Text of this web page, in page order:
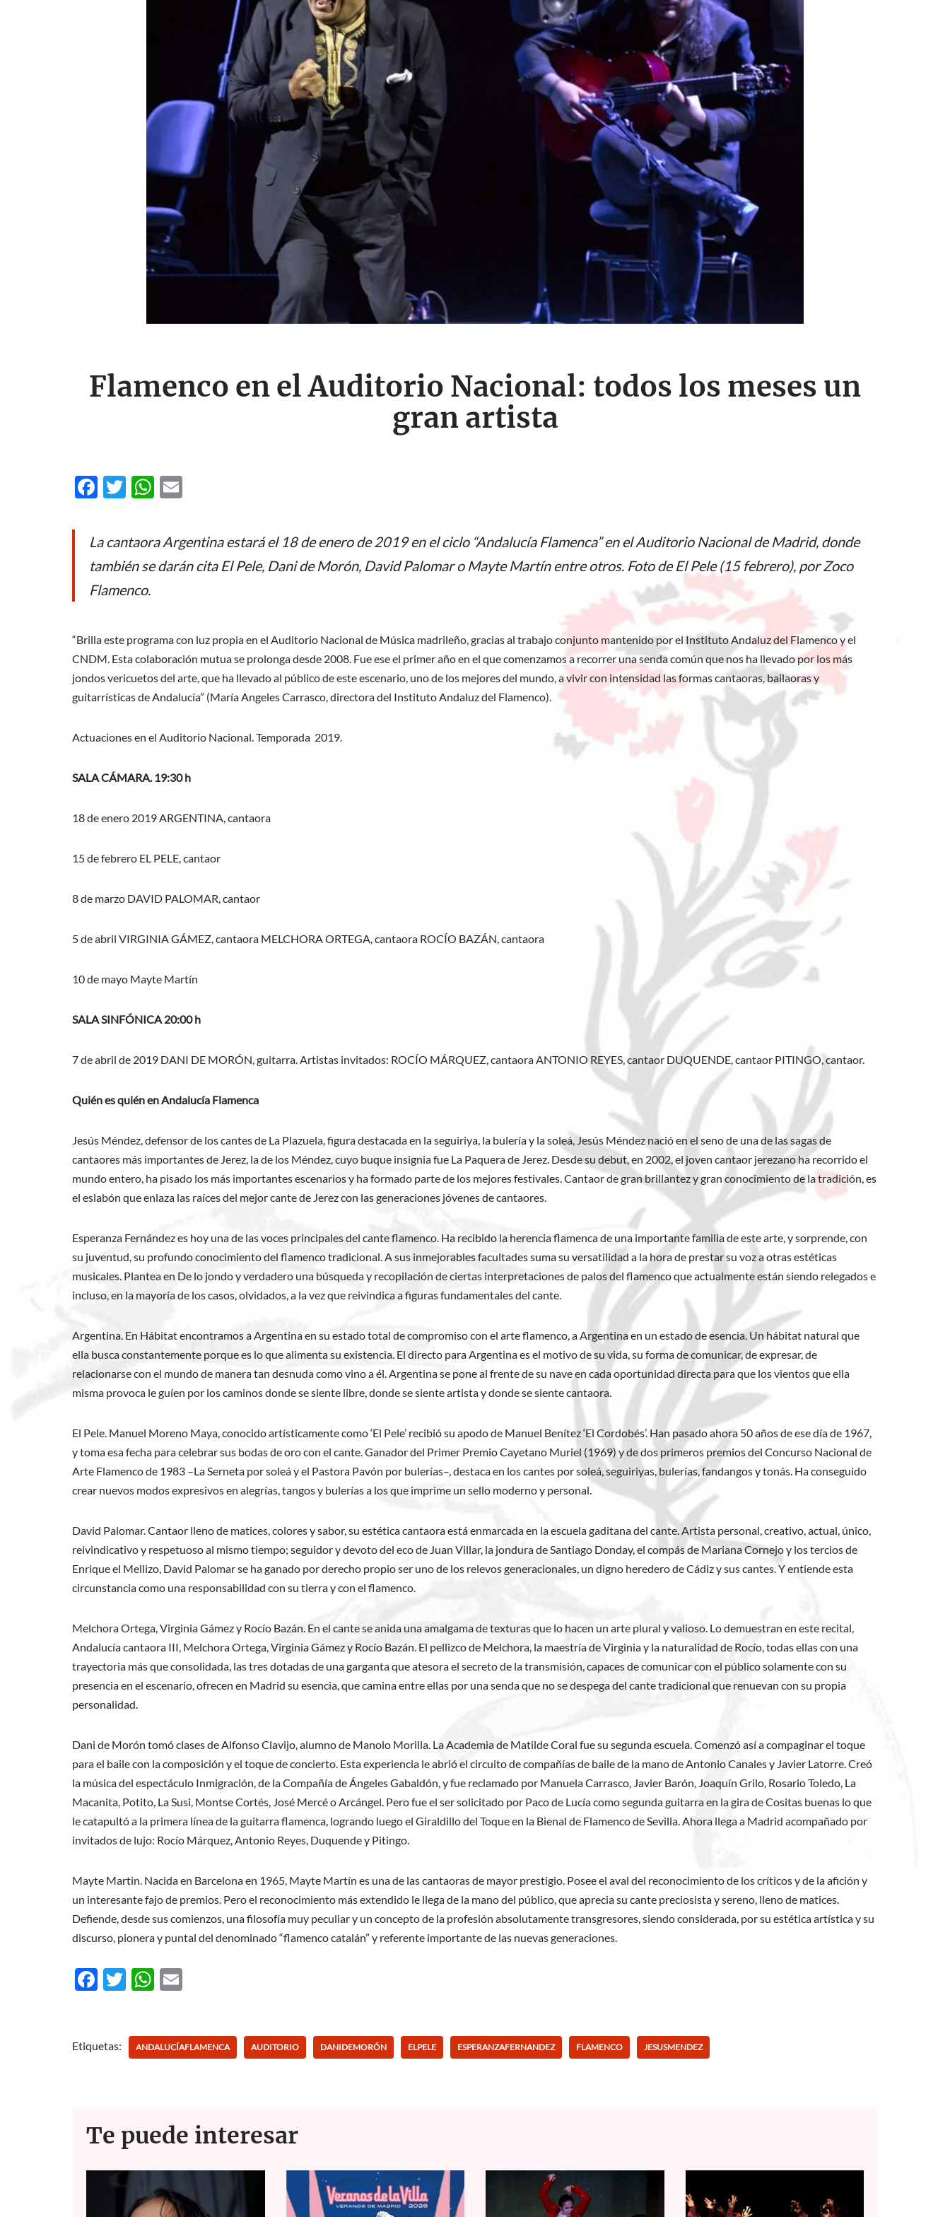
Flamenco en el Auditorio Nacional: todos los meses un
gran artista
F
e
b
o
o
T
itt
er
W
at
s
A
ail
La cantaora Argentina estará el 18 de enero de 2019 en el ciclo “Andalucía Flamenca” en el Auditorio Nacional de Madrid, donde
también se darán cita El Pele, Dani de Morón, David Palomar o Mayte Martín entre otros. Foto de El Pele (15 febrero), por Zoco
Flamenco.
“Brilla este programa con luz propia en el Auditorio Nacional de Música madrileño, gracias al trabajo conjunto mantenido por el Instituto Andaluz del Flamenco y el
CNDM. Esta colaboración mutua se prolonga desde 2008. Fue ese el primer año en el que comenzamos a recorrer una senda común que nos ha llevado por los más
jondos vericuetos del arte, que ha llevado al público de este escenario, uno de los mejores del mundo, a vivir con intensidad las formas cantaoras, bailaoras y
guitarrísticas de Andalucía” (María Angeles Carrasco, directora del Instituto Andaluz del Flamenco).
Actuaciones en el Auditorio Nacional. Temporada 2019.
SALA CÁMARA. 19:30 h
18 de enero 2019 ARGENTINA, cantaora
15 de febrero EL PELE, cantaor
8 de marzo DAVID PALOMAR, cantaor
5 de abril VIRGINIA GÁMEZ, cantaora MELCHORA ORTEGA, cantaora ROCÍO BAZÁN, cantaora
10 de mayo Mayte Martín
SALA SINFÓNICA 20:00 h
7 de abril de 2019 DANI DE MORÓN, guitarra. Artistas invitados: ROCÍO MÁRQUEZ, cantaora ANTONIO REYES, cantaor DUQUENDE, cantaor PITINGO, cantaor.
Quién es quién en Andalucía Flamenca
Jesús Méndez, defensor de los cantes de La Plazuela, figura destacada en la seguiriya, la bulería y la soleá, Jesús Méndez nació en el seno de una de las sagas de
cantaores más importantes de Jerez, la de los Méndez, cuyo buque insignia fue La Paquera de Jerez. Desde su debut, en 2002, el joven cantaor jerezano ha recorrido el
mundo entero, ha pisado los más importantes escenarios y ha formado parte de los mejores festivales. Cantaor de gran brillantez y gran conocimiento de la tradición, es
el eslabón que enlaza las raíces del mejor cante de Jerez con las generaciones jóvenes de cantaores.
Esperanza Fernández es hoy una de las voces principales del cante flamenco. Ha recibido la herencia flamenca de una importante familia de este arte, y sorprende, con
su juventud, su profundo conocimiento del flamenco tradicional. A sus inmejorables facultades suma su versatilidad a la hora de prestar su voz a otras estéticas
musicales. Plantea en De lo jondo y verdadero una búsqueda y recopilación de ciertas interpretaciones de palos del flamenco que actualmente están siendo relegados e
incluso, en la mayoría de los casos, olvidados, a la vez que reivindica a figuras fundamentales del cante.
Argentina. En Hábitat encontramos a Argentina en su estado total de compromiso con el arte flamenco, a Argentina en un estado de esencia. Un hábitat natural que
ella busca constantemente porque es lo que alimenta su existencia. El directo para Argentina es el motivo de su vida, su forma de comunicar, de expresar, de
relacionarse con el mundo de manera tan desnuda como vino a él. Argentina se pone al frente de su nave en cada oportunidad directa para que los vientos que ella
misma provoca le guíen por los caminos donde se siente libre, donde se siente artista y donde se siente cantaora.
El Pele. Manuel Moreno Maya, conocido artísticamente como ‘El Pele’ recibió su apodo de Manuel Benítez ‘El Cordobés’. Han pasado ahora 50 años de ese día de 1967,
y toma esa fecha para celebrar sus bodas de oro con el cante. Ganador del Primer Premio Cayetano Muriel (1969) y de dos primeros premios del Concurso Nacional de
Arte Flamenco de 1983 –La Serneta por soleá y el Pastora Pavón por bulerías–, destaca en los cantes por soleá, seguiriyas, bulerías, fandangos y tonás. Ha conseguido
crear nuevos modos expresivos en alegrías, tangos y bulerías a los que imprime un sello moderno y personal.
David Palomar. Cantaor lleno de matices, colores y sabor, su estética cantaora está enmarcada en la escuela gaditana del cante. Artista personal, creativo, actual, único,
reivindicativo y respetuoso al mismo tiempo; seguidor y devoto del eco de Juan Villar, la jondura de Santiago Donday, el compás de Mariana Cornejo y los tercios de
Enrique el Mellizo, David Palomar se ha ganado por derecho propio ser uno de los relevos generacionales, un digno heredero de Cádiz y sus cantes. Y entiende esta
circunstancia como una responsabilidad con su tierra y con el flamenco.
Melchora Ortega, Virginia Gámez y Rocío Bazán. En el cante se anida una amalgama de texturas que lo hacen un arte plural y valioso. Lo demuestran en este recital,
Andalucía cantaora III, Melchora Ortega, Virginia Gámez y Rocío Bazán. El pellizco de Melchora, la maestría de Virginia y la naturalidad de Rocío, todas ellas con una
trayectoria más que consolidada, las tres dotadas de una garganta que atesora el secreto de la transmisión, capaces de comunicar con el público solamente con su
presencia en el escenario, ofrecen en Madrid su esencia, que camina entre ellas por una senda que no se despega del cante tradicional que renuevan con su propia
personalidad.
Dani de Morón tomó clases de Alfonso Clavijo, alumno de Manolo Morilla. La Academia de Matilde Coral fue su segunda escuela. Comenzó así a compaginar el toque
para el baile con la composición y el toque de concierto. Esta experiencia le abrió el circuito de compañías de baile de la mano de Antonio Canales y Javier Latorre. Creó
la música del espectáculo Inmigración, de la Compañía de Ángeles Gabaldón, y fue reclamado por Manuela Carrasco, Javier Barón, Joaquín Grilo, Rosario Toledo, La
Macanita, Potito, La Susi, Montse Cortés, José Mercé o Arcángel. Pero fue el ser solicitado por Paco de Lucía como segunda guitarra en la gira de Cositas buenas lo que
le catapultó a la primera línea de la guitarra flamenca, logrando luego el Giraldillo del Toque en la Bienal de Flamenco de Sevilla. Ahora llega a Madrid acompañado por
invitados de lujo: Rocío Márquez, Antonio Reyes, Duquende y Pitingo.
Mayte Martin. Nacida en Barcelona en 1965, Mayte Martín es una de las cantaoras de mayor prestigio. Posee el aval del reconocimiento de los críticos y de la afición y
un interesante fajo de premios. Pero el reconocimiento más extendido le llega de la mano del público, que aprecia su cante preciosista y sereno, lleno de matices.
Defiende, desde sus comienzos, una filosofía muy peculiar y un concepto de la profesión absolutamente transgresores, siendo considerada, por su estética artística y su
discurso, pionera y puntal del denominado “flamenco catalán” y referente importante de las nuevas generaciones.
F
b
T
er
W
s
Etiquetas: ANDALUCÍAFLAMENCA AUDITORIO DANIDEMORÓN ELPELE ESPERANZAFERNANDEZ FLAMENCO JESUSMENDEZ
Te puede interesar